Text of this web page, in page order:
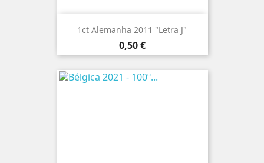
1ct Alemanha 2011 "Letra J"
Preço
0,50 €